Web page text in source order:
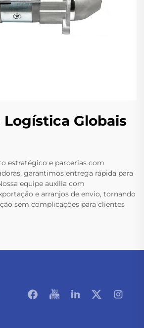
Globais
estratégico e parcerias com
garantimos entrega rápida para
equipe auxilia com
e arranjos de envio, tornando
sem complicações para clientes